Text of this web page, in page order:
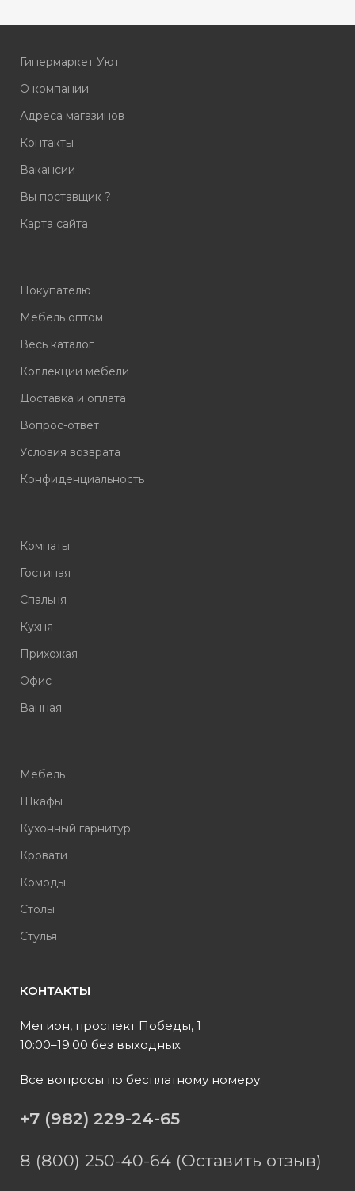
Гипермаркет Уют
О компании
Адреса магазинов
Контакты
Вакансии
Вы поставщик ?
Карта сайта
Покупателю
Мебель оптом
Весь каталог
Коллекции мебели
Доставка и оплата
Вопрос-ответ
Условия возврата
Конфиденциальность
Комнаты
Гостиная
Спальня
Кухня
Прихожая
Офис
Ванная
Мебель
Шкафы
Кухонный гарнитур
Кровати
Комоды
Столы
Стулья
КОНТАКТЫ
Мегион, проспект Победы, 1
10:00–19:00 без выходных
Все вопросы по бесплатному номеру:
+7 (982) 229-24-65
8 (800) 250-40-64 (Оставить отзыв)